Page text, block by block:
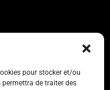
pour stocker et/ou
de traiter des